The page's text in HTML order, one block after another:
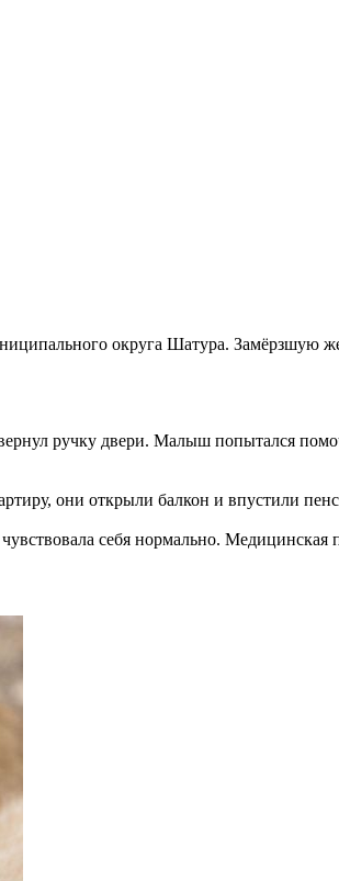
округа Шатура. Замёрзшую
ручку двери. Малыш попытался
они открыли балкон и впустили
себя нормально. Медицинская